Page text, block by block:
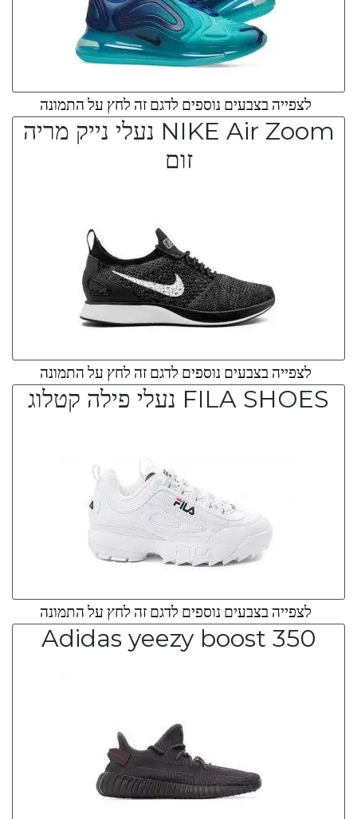
לצפייה בצבעים נוספים לדגם זה לחץ על התמונה
NIKE Air Zoom נעלי נייק מריה
זום
לצפייה בצבעים נוספים לדגם זה לחץ על התמונה
FILA SHOES נעלי פילה קטלוג
לצפייה בצבעים נוספים לדגם זה לחץ על התמונה
Adidas yeezy boost 350